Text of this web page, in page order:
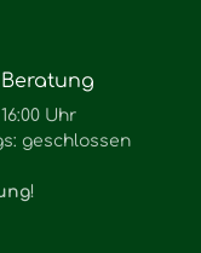
Uhr
geschlossen
!